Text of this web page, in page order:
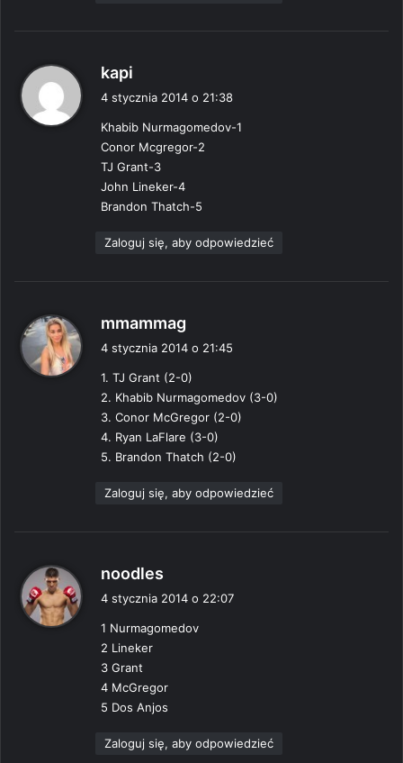
kapi
z
e
:
4 stycznia 2014 o 21:38
Khabib Nurmagomedov-1
Conor Mcgregor-2
TJ Grant-3
John Lineker-4
Brandon Thatch-5
Zaloguj się, aby odpowiedzieć
mmammag
z
e
:
4 stycznia 2014 o 21:45
1. TJ Grant (2-0)
2. Khabib Nurmagomedov (3-0)
3. Conor McGregor (2-0)
4. Ryan LaFlare (3-0)
5. Brandon Thatch (2-0)
Zaloguj się, aby odpowiedzieć
noodles
z
4 stycznia 2014 o 22:07
1 Nurmagomedov
2 Lineker
3 Grant
4 McGregor
5 Dos Anjos
Zaloguj się, aby odpowiedzieć